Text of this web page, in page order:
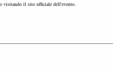
visitando il sito ufficiale dell'evento.